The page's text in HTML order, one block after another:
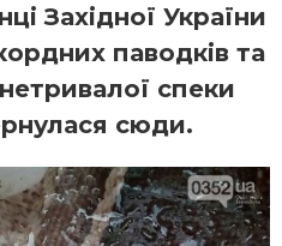
Західної України
паводків та
спеки
сюди.